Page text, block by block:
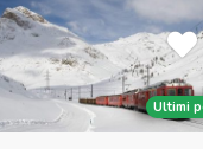
Ultimi